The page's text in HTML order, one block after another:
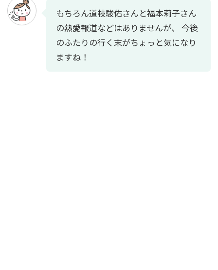
もちろん道枝駿佑さんと福本莉子さん
の熱愛報道などはありませんが、 今後
のふたりの行く末がちょっと気になり
ますね！